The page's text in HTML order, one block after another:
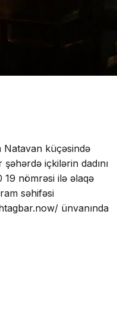
Natavan küçəsində
içkilərin dadını
nömrəsi ilə əlaqə
səhifəsi
ünvanında